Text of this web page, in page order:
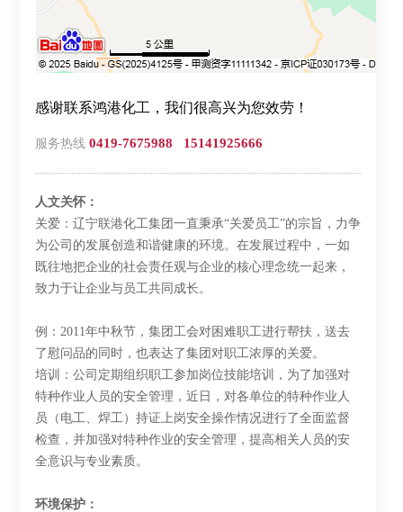
感谢联系鸿港化工，我们很高兴为您效劳！
服务热线 0419-7675988 15141925666
人文关怀：
关爱：辽宁联港化工集团一直秉承“关爱员工”的宗旨，力争
为公司的发展创造和谐健康的环境。在发展过程中，一如
既往地把企业的社会责任观与企业的核心理念统一起来，
致力于让企业与员工共同成长。
例：2011年中秋节，集团工会对困难职工进行帮扶，送去
了慰问品的同时，也表达了集团对职工浓厚的关爱。
培训：公司定期组织职工参加岗位技能培训，为了加强对
特种作业人员的安全管理，近日，对各单位的特种作业人
员（电工、焊工）持证上岗安全操作情况进行了全面监督
检查，并加强对特种作业的安全管理，提高相关人员的安
全意识与专业素质。
环境保护：